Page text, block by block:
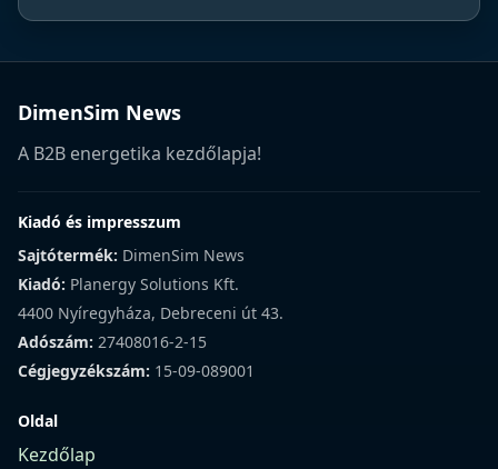
DimenSim News
A B2B energetika kezdőlapja!
Kiadó és impresszum
Sajtótermék: DimenSim News
Kiadó: Planergy Solutions Kft.
4400 Nyíregyháza, Debreceni út 43.
Adószám: 27408016-2-15
Cégjegyzékszám: 15-09-089001
Oldal
Kezdőlap